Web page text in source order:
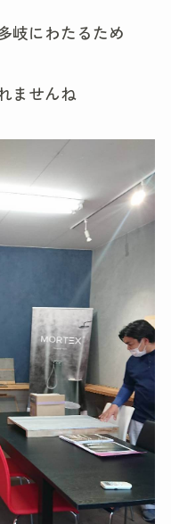
岐にわたるため
ませんね